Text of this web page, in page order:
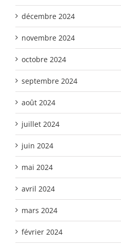
décembre 2024
novembre 2024
octobre 2024
septembre 2024
août 2024
juillet 2024
juin 2024
mai 2024
avril 2024
mars 2024
février 2024